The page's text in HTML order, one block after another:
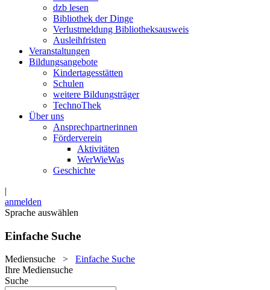
dzb lesen
Bibliothek der Dinge
Verlustmeldung Bibliotheksausweis
Ausleihfristen
Veranstaltungen
Bildungsangebote
Kindertagesstätten
Schulen
weitere Bildungsträger
TechnoThek
Über uns
Ansprechpartnerinnen
Förderverein
Aktivitäten
WerWieWas
Geschichte
|
anmelden
Sprache auswählen
Einfache Suche
Mediensuche > Einfache Suche
Ihre Mediensuche
Suche